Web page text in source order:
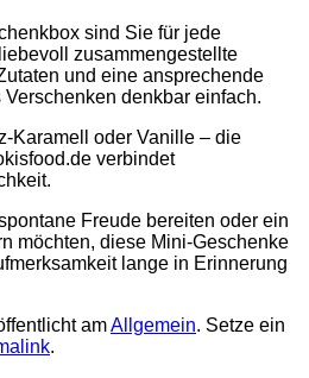
sind Sie für jede
zusammengestellte
und eine ansprechende
denkbar einfach.
Karamell oder Vanille – die
verbindet
Freude bereiten oder ein
möchten, diese Mini-Geschenke
lange in Erinnerung
amAllgemein. Setze ein
.